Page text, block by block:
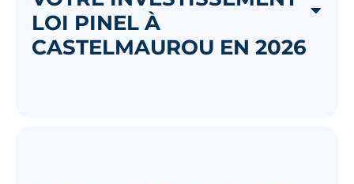
LOI PINEL À
CASTELMAUROU EN 2026